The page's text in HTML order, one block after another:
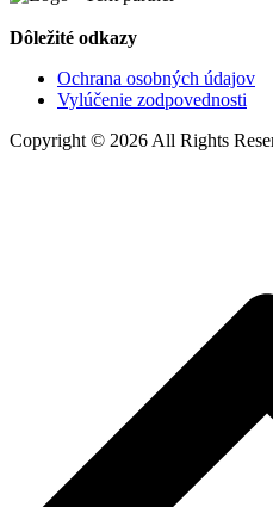
Dôležité odkazy
Ochrana osobných údajov
Vylúčenie zodpovednosti
Copyright © 2026 All Rights